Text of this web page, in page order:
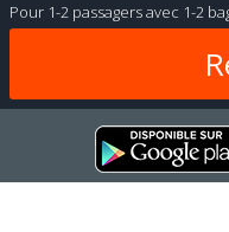
Pour 1-2 passagersavec 1-2